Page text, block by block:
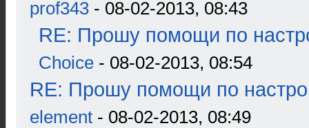
prof343 - 08-02-2013, 08:43
RE: Прошу помощи по
Choice - 08-02-2013, 08:54
RE: Прошу помощи по
element - 08-02-2013, 08:49